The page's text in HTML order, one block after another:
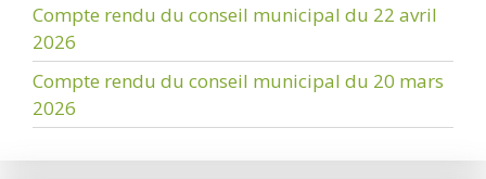
Compte rendu du conseil municipal du 22 avril
2026
Compte rendu du conseil municipal du 20 mars
2026